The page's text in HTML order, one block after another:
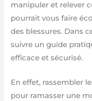
manipuler et relever
pourrait vous faire
des blessures. Dans
suivre un guide
efficace et sécurisé.
En effet, rassembler
pour ramasser une